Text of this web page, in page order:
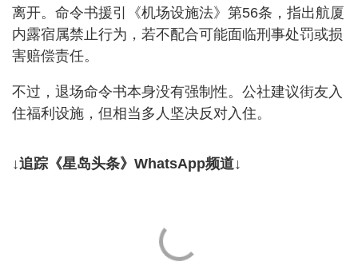
离开。命令书援引《机场设施法》第56条，指出航厦
内露宿属禁止行为，若不配合可能面临刑事处罚或损
害赔偿责任。
不过，退场命令书本身没有强制性。公社建议街友入
住福利设施，但相当多人坚决反对入住。
↓追踪《星岛头条》WhatsApp频道↓